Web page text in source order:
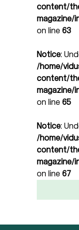
content/
magazine/
on line 63
Notice:
/home/
content/
magazine/
on line 65
Notice:
/home/
content/
magazine/
on line 67